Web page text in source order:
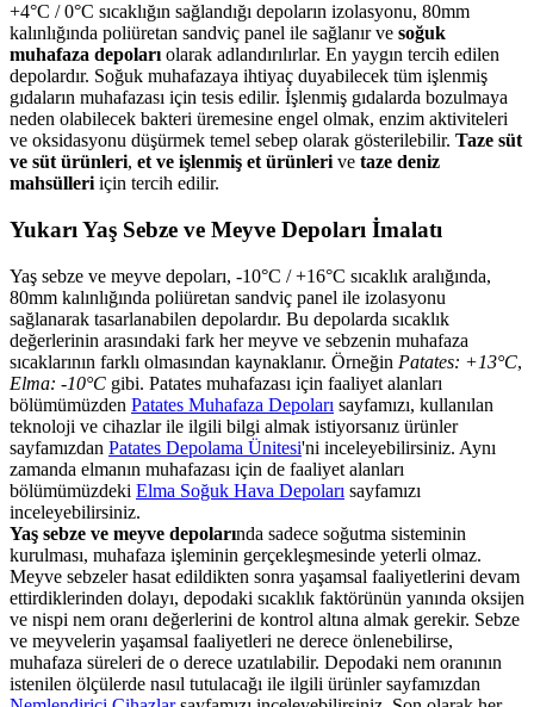
+4°C / 0°C sıcaklığın sağlandığı depoların izolasyonu, 80mm
kalınlığında poliüretan sandviç panel ile sağlanır ve soğuk
muhafaza depoları olarak adlandırılırlar. En yaygın tercih edilen
depolardır. Soğuk muhafazaya ihtiyaç duyabilecek tüm işlenmiş
gıdaların muhafazası için tesis edilir. İşlenmiş gıdalarda bozulmaya
neden olabilecek bakteri üremesine engel olmak, enzim aktiviteleri
ve oksidasyonu düşürmek temel sebep olarak gösterilebilir. Taze süt
ve süt ürünleri, et ve işlenmiş et ürünleri ve taze deniz
mahsülleri için tercih edilir.
Yukarı Yaş Sebze ve Meyve Depoları İmalatı
Yaş sebze ve meyve depoları, -10°C / +16°C sıcaklık aralığında,
80mm kalınlığında poliüretan sandviç panel ile izolasyonu
sağlanarak tasarlanabilen depolardır. Bu depolarda sıcaklık
değerlerinin arasındaki fark her meyve ve sebzenin muhafaza
sıcaklarının farklı olmasından kaynaklanır. Örneğin Patates: +13°C,
Elma: -10°C gibi. Patates muhafazası için faaliyet alanları
bölümümüzden Patates Muhafaza Depoları sayfamızı, kullanılan
teknoloji ve cihazlar ile ilgili bilgi almak istiyorsanız ürünler
sayfamızdan Patates Depolama Ünitesi'ni inceleyebilirsiniz. Aynı
zamanda elmanın muhafazası için de faaliyet alanları
bölümümüzdeki Elma Soğuk Hava Depoları sayfamızı
inceleyebilirsiniz.
Yaş sebze ve meyve depolarında sadece soğutma sisteminin
kurulması, muhafaza işleminin gerçekleşmesinde yeterli olmaz.
Meyve sebzeler hasat edildikten sonra yaşamsal faaliyetlerini devam
ettirdiklerinden dolayı, depodaki sıcaklık faktörünün yanında oksijen
ve nispi nem oranı değerlerini de kontrol altına almak gerekir. Sebze
ve meyvelerin yaşamsal faaliyetleri ne derece önlenebilirse,
muhafaza süreleri de o derece uzatılabilir. Depodaki nem oranının
istenilen ölçülerde nasıl tutulacağı ile ilgili ürünler sayfamızdan